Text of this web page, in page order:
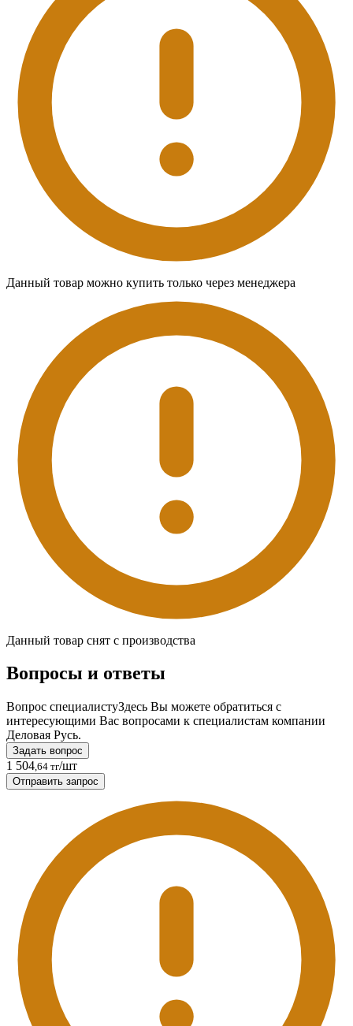
Данный товар можно купить только через менеджера
Данный товар снят с производства
Вопросы и ответы
Вопрос специалистуЗдесь Вы можете обратиться с
интересующими Вас вопросами к специалистам компании
Деловая Русь.
Задать вопрос
1 504,64 тг/шт
Отправить запрос